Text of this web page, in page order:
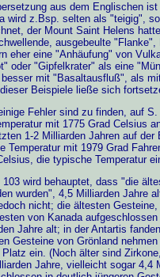
aus dem Englischen
wird z.Bsp. selten als "teigig",
der Mount Saint Helens
ausgebeulte
eher eine "Anhäufung" von
oder "Gipfelkrater" als eine
mit "Basaltausfluß", als
Beispiele ließe sich
Fehler sind zu finden, auf
mit 1775 Grad Celsius
1-2 Milliarden Jahren auf der
Temperatur mit 1979 Grad
die typische Temperatur
wird behauptet, dass "die
wurden", 4,5 Milliarden Jahre
nicht; die ältesten
von Kanada
Jahre alt; in der Antartis
Gesteine von Grönland
Platz ein. (Noch älter sind
Jahre, vielleicht sogar 4,4